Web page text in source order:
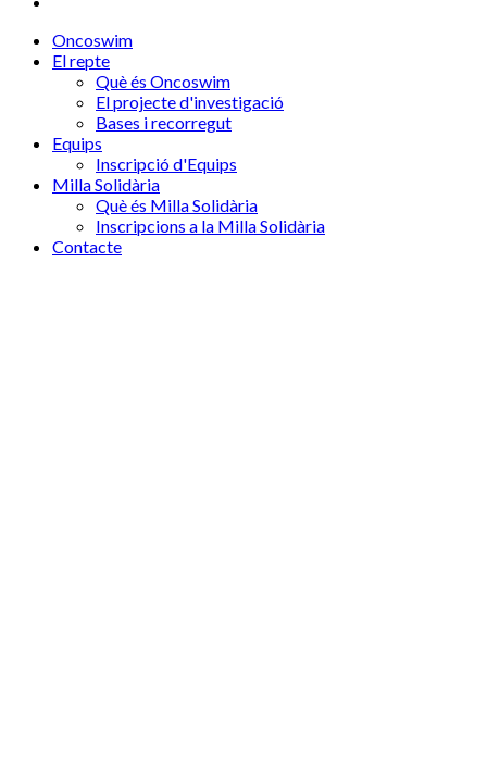
Oncoswim
El repte
Què és Oncoswim
El projecte d'investigació
Bases i recorregut
Equips
Inscripció d'Equips
Milla Solidària
Què és Milla Solidària
Inscripcions a la Milla Solidària
Contacte